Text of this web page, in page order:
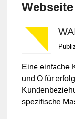
Eine einfache
und O für
spezifische